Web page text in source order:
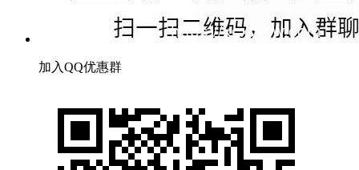
加入QQ优惠群